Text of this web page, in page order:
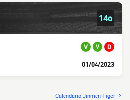
14o
V V D
01/04/2023
Calendario Jinmen Tiger